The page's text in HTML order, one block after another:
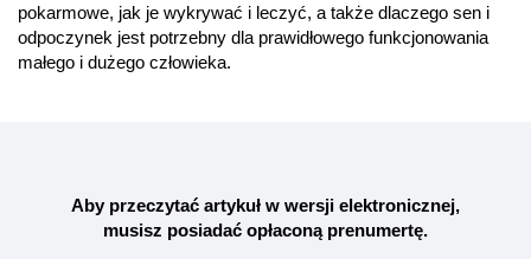
pokarmowe, jak je wykrywać i leczyć, a także dlaczego sen i
odpoczynek jest potrzebny dla prawidłowego funkcjonowania
małego i dużego człowieka.
Aby przeczytać artykuł w wersji elektronicznej,
musisz posiadać opłaconą prenumertę.